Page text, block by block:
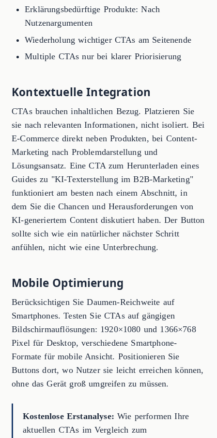
Erklärungsbedürftige Produkte: Nach
Nutzenargumenten
Wiederholung wichtiger CTAs am Seitenende
Multiple CTAs nur bei klarer Priorisierung
Kontextuelle Integration
CTAs brauchen inhaltlichen Bezug. Platzieren Sie
sie nach relevanten Informationen, nicht isoliert. Bei
E-Commerce direkt neben Produkten, bei Content-
Marketing nach Problemdarstellung und
Lösungsansatz. Eine CTA zum Herunterladen eines
Guides zu "KI-Texterstellung im B2B-Marketing"
funktioniert am besten nach einem Abschnitt, in
dem Sie die Chancen und Herausforderungen von
KI-generiertem Content diskutiert haben. Der Button
sollte sich wie ein natürlicher nächster Schritt
anfühlen, nicht wie eine Unterbrechung.
Mobile Optimierung
Berücksichtigen Sie Daumen-Reichweite auf
Smartphones. Testen Sie CTAs auf gängigen
Bildschirmauflösungen: 1920×1080 und 1366×768
Pixel für Desktop, verschiedene Smartphone-
Formate für mobile Ansicht. Positionieren Sie
Buttons dort, wo Nutzer sie leicht erreichen können,
ohne das Gerät groß umgreifen zu müssen.
Kostenlose Erstanalyse: Wie performen Ihre
aktuellen CTAs im Vergleich zum